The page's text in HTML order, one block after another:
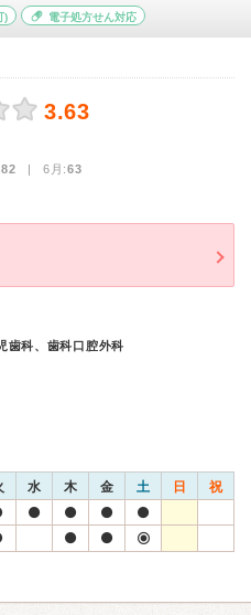
) 電子処方せん対応
3.63
82 | 6月:63
歯科、歯科口腔外科
水 木 金 土 日 祝